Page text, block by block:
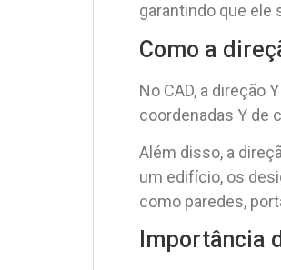
garantindo que ele
Como a
No CAD, a direção
coordenadas Y de
Além disso, a
um edifício, os
como paredes,
Importância